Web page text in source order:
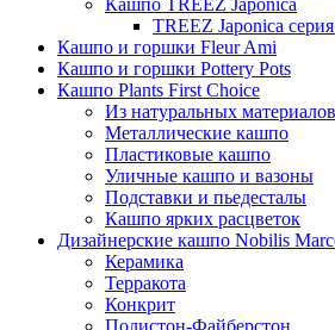
Кашпо TREEZ Japonica
TREEZ Japonica
Кашпо и горшки Fleur Ami
Кашпо и горшки Pottery Pots
Кашпо Plants First Choice
Из натуральных материалов
Металлические кашпо
Пластиковые кашпо
Уличные кашпо и вазоны
Подставки и пьедесталы
Кашпо ярких расцветок
Дизайнерские кашпо Nobilis
Керамика
Терракота
Конкрит
Полистон-Файберстон